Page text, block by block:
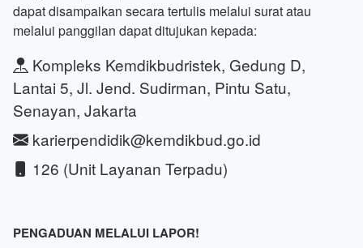
dapat disampaikan secara tertulis melalui surat atau
melalui panggilan dapat ditujukan kepada:
Kompleks Kemdikbudristek, Gedung D,
Lantai 5, Jl. Jend. Sudirman, Pintu Satu,
Senayan, Jakarta
karierpendidik@kemdikbud.go.id
126 (Unit Layanan Terpadu)
PENGADUAN MELALUI LAPOR!